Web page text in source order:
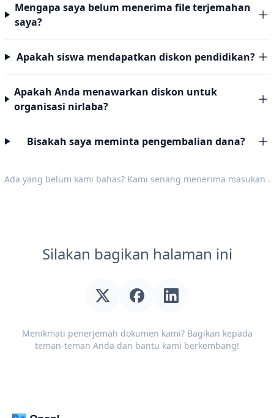
Mengapa saya belum menerima file terjemahan
saya?
Apakah siswa mendapatkan diskon pendidikan?
Apakah Anda menawarkan diskon untuk
organisasi nirlaba?
Bisakah saya meminta pengembalian dana?
Ada yang belum kami bahas? Kami senang menerima masukan .
Silakan bagikan halaman ini
Menikmati penerjemah dokumen kami? Bagikan kepada
teman-teman Anda dan bantu kami berkembang!